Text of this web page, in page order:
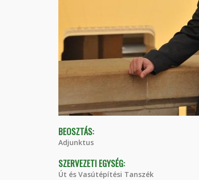
BEOSZTÁS:
Adjunktus
SZERVEZETI EGYSÉG:
Út és Vasútépítési Tanszék